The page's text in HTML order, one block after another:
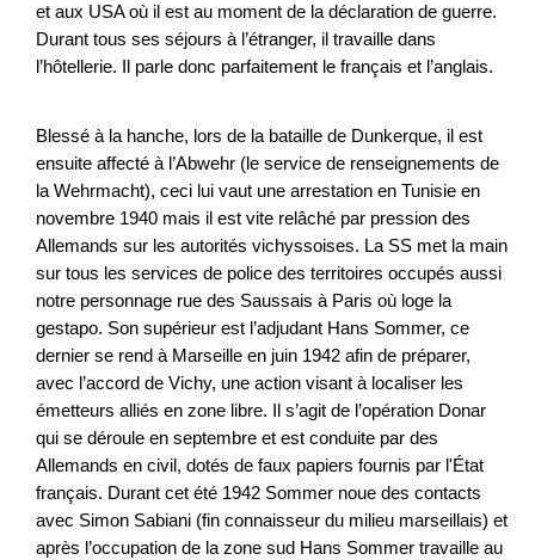
et aux USA où il est au moment de la déclaration de guerre.
Durant tous ses séjours à l’étranger, il travaille dans
l’hôtellerie. Il parle donc parfaitement le français et l’anglais.
Blessé à la hanche, lors de la bataille de Dunkerque, il est
ensuite affecté à l’Abwehr (le service de renseignements de
la Wehrmacht), ceci lui vaut une arrestation en Tunisie en
novembre 1940 mais il est vite relâché par pression des
Allemands sur les autorités vichyssoises. La SS met la main
sur tous les services de police des territoires occupés aussi
notre personnage rue des Saussais à Paris où loge la
gestapo. Son supérieur est l’adjudant Hans Sommer, ce
dernier se rend à Marseille en juin 1942 afin de préparer,
avec l’accord de Vichy, une action visant à localiser les
émetteurs alliés en zone libre. Il s’agit de l’opération Donar
qui se déroule en septembre et est conduite par des
Allemands en civil, dotés de faux papiers fournis par l'État
français. Durant cet été 1942 Sommer noue des contacts
avec Simon Sabiani (fin connaisseur du milieu marseillais) et
après l’occupation de la zone sud Hans Sommer travaille au